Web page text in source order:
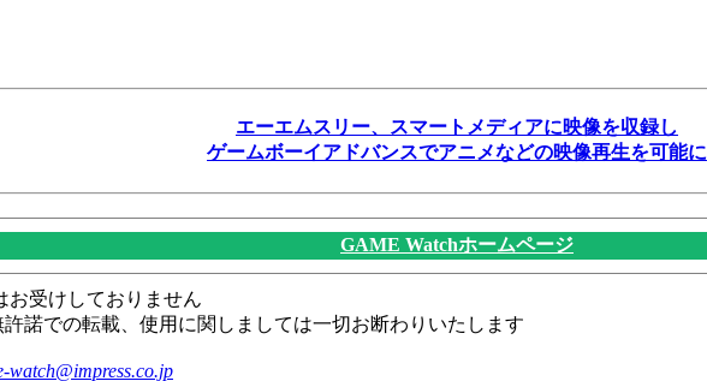
エーエムスリー、スマートメディアに映像を収録し
ゲームボーイアドバンスでアニメなどの映像再生を可能に
GAME Watchホームページ
お受けしておりません
諾での転載、使用に関しましては一切お断わりいたします
watch@impress.co.jp